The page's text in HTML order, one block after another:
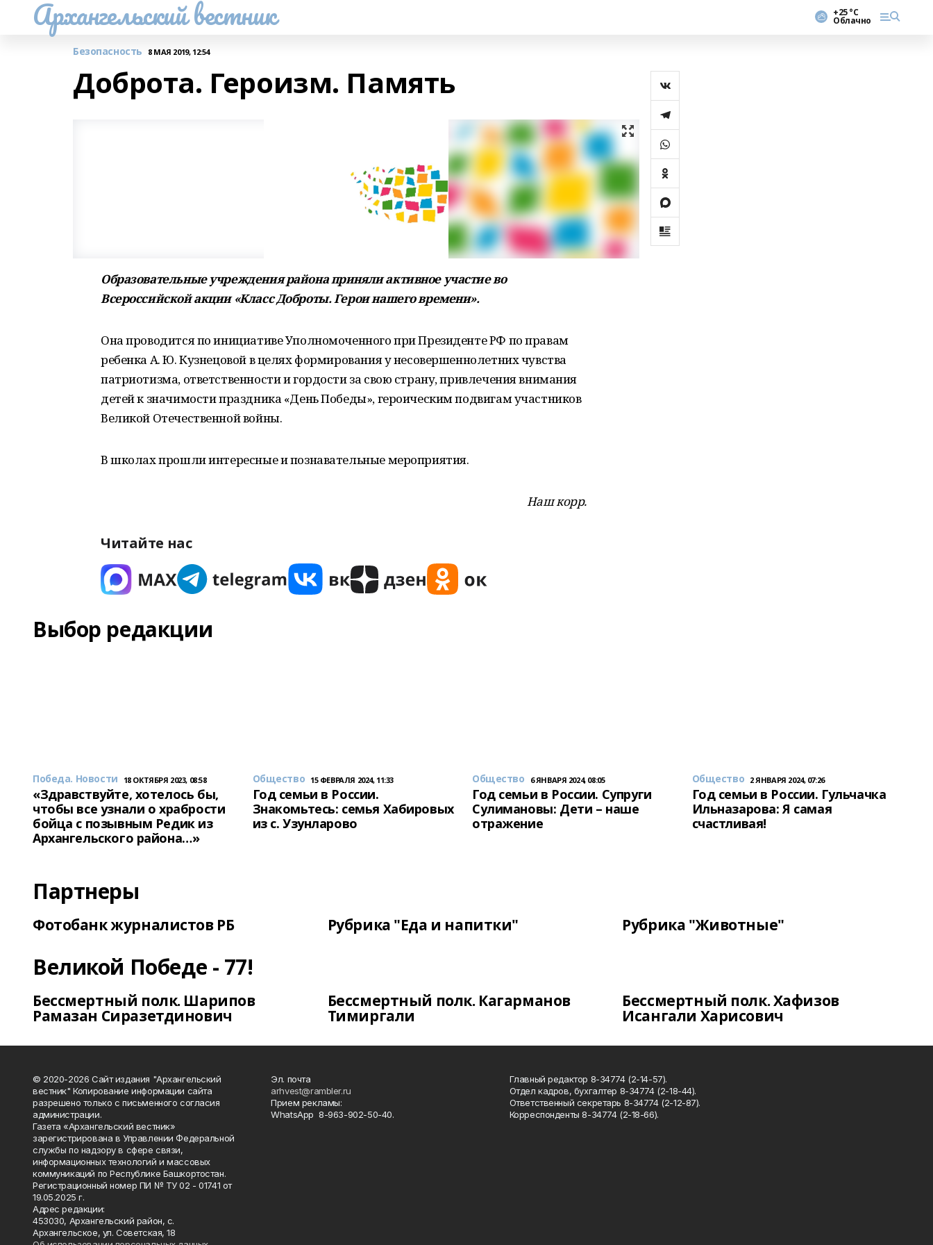
Архангельский вестник +25 °С
Облачно
Безопасность 8 МАЯ 2019, 12:54
Доброта. Героизм. Память
Образовательные учреждения района приняли активное участие во
Всероссийской акции «Класс Доброты. Герои нашего времени».
Она проводится по инициативе Уполномоченного при Президенте РФ по правам
ребенка А. Ю. Кузнецовой в целях формирования у несовершеннолетних чувства
патриотизма, ответственности и гордости за свою страну, привлечения внимания
детей к значимости праздника «День Победы», героическим подвигам участников
Великой Отечественной войны.
В школах прошли интересные и познавательные мероприятия.
Наш корр.
Читайте нас
Выбор редакции
Победа. Новости 18 ОКТЯБРЯ 2023, 08:58
«Здравствуйте, хотелось бы,
чтобы все узнали о храбрости
бойца с позывным Редик из
Архангельского района…»
Общество 15 ФЕВРАЛЯ 2024, 11:33
Год семьи в России.
Знакомьтесь: семья Хабировых
из с. Узунларово
Общество 6 ЯНВАРЯ 2024, 08:05
Год семьи в России. Супруги
Сулимановы: Дети – наше
отражение
Общество 2 ЯНВАРЯ 2024, 07:26
Год семьи в России. Гульчачка
Ильназарова: Я самая
счастливая!
Партнеры
Фотобанк журналистов РБ Рубрика "Еда и напитки" Рубрика "Животные"
Великой Победе - 77!
Бессмертный полк. Шарипов
Рамазан Сиразетдинович
Бессмертный полк. Кагарманов
Тимиргали
Бессмертный полк. Хафизов
Исангали Харисович
© 2020-2026 Сайт издания "Архангельский
вестник" Копирование информации сайта
разрешено только с письменного согласия
администрации.
Газета «Архангельский вестник»
зарегистрирована в Управлении Федеральной
службы по надзору в сфере связи,
информационных технологий и массовых
коммуникаций по Республике Башкортостан.
Регистрационный номер ПИ № ТУ 02 - 01741 от
19.05.2025 г.
Адрес редакции:
453030, Архангельский район, с.
Архангельское, ул. Советская, 18
Эл. почта
arhvest@rambler.ru
Прием рекламы:
WhatsApp 8-963-902-50-40.
Главный редактор 8-34774 (2-14-57).
Отдел кадров, бухгалтер 8-34774 (2-18-44).
Ответственный секретарь 8-34774 (2-12-87).
Корреспонденты 8-34774 (2-18-66).